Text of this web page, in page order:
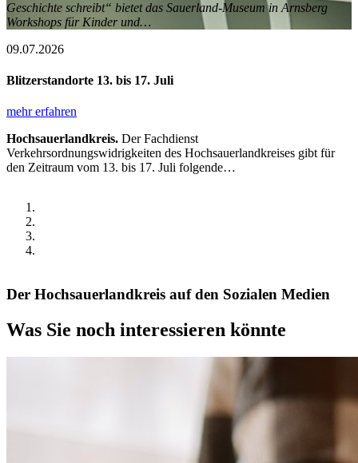
Geschichte schreibt“ bietet das Sauerland-Museum in Arnsberg
Workshops für Kinder und…
09.07.2026
Blitzerstandorte 13. bis 17. Juli
mehr erfahren
Hochsauerlandkreis. Der Fachdienst
Verkehrsordnungswidrigkeiten des Hochsauerlandkreises gibt für
den Zeitraum vom 13. bis 17. Juli folgende…
Der Hochsauerlandkreis auf den Sozialen Medien
Was Sie noch interessieren könnte